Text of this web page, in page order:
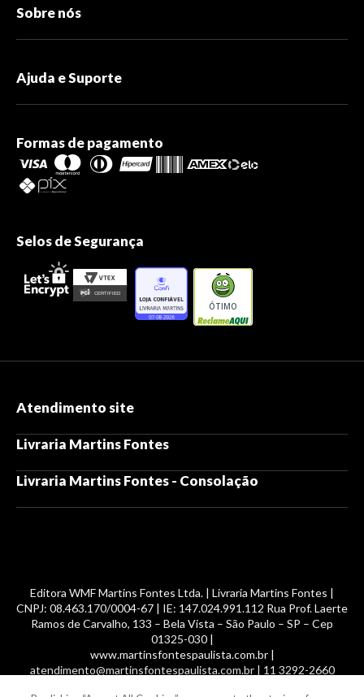
Sobre nós
Ajuda e Suporte
Formas de pagamento
Selos de Segurança
ÓTIMO
Atendimento site
Livraria Martins Fontes
Livraria Martins Fontes - Consolação
Editora WMF Martins Fontes Ltda. | Livraria Martins Fontes |
CNPJ: 08.463.170/0004-67 | IE: 147.024.991.112 Rua Prof. Laerte
Ramos de Carvalho, 133 – Bela Vista – São Paulo – SP – Cep
01325-030 |
www.martinsfontespaulista.com.br |
atendimento@martinsfontespaulista.com.br | 11 3292-2660